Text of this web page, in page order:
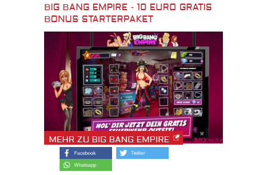
BIG BANG EMPIRE - 10 EURO GRATIS
BONUS STARTERPAKET
MEHR ZU BIG BANG EMPIRE